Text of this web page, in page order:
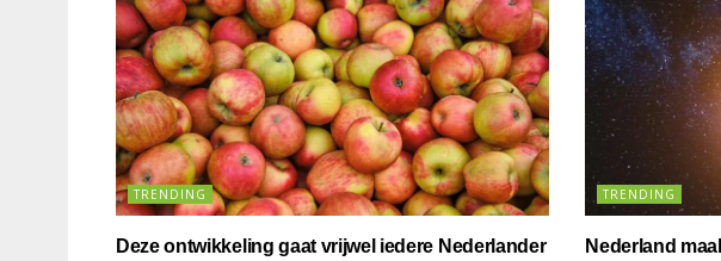
TRENDING
Deze ontwikkeling gaat vrijwel iedere Nederlander
TRENDING
Nederland